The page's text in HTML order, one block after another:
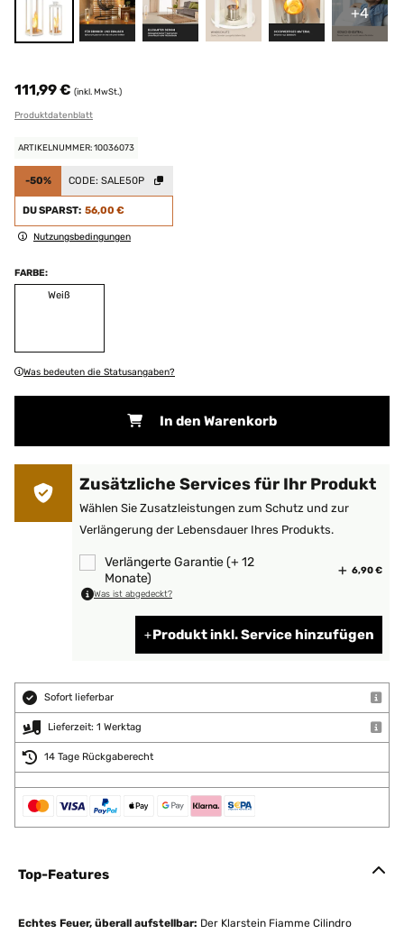
+4
111,99 € (inkl. MwSt.)
Produktdatenblatt
ARTIKELNUMMER: 10036073
-50% CODE: SALE50P
DU SPARST: 56,00 €
Nutzungsbedingungen
FARBE:
Weiß
Was bedeuten die Statusangaben?
In den Warenkorb
Zusätzliche Services für Ihr Produkt
Wählen Sie Zusatzleistungen zum Schutz und zur
Verlängerung der Lebensdauer Ihres Produkts.
Verlängerte Garantie (+ 12
Monate)
6,90 €
Was ist abgedeckt?
Produkt inkl. Service hinzufügen
Sofort lieferbar
Lieferzeit: 1 Werktag
14 Tage Rückgaberecht
Top-Features
Echtes Feuer, überall aufstellbar: Der Klarstein Fiamme Cilindro